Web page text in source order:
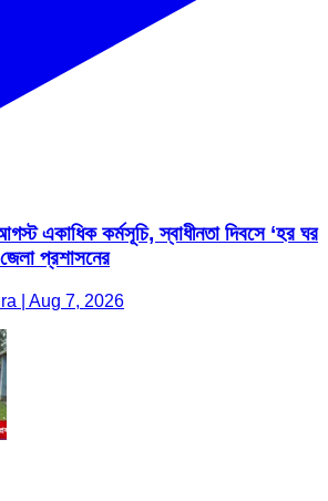
একাধিক কর্মসূচি, স্বাধীনতা দিবসে ‘হর ঘর
প্রশাসনের
| Aug 7, 2026